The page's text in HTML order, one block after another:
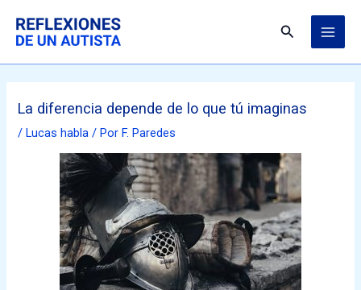
contenido
Buscar
La diferencia depende de lo que tú imaginas
/Lucas habla / PorF. Paredes